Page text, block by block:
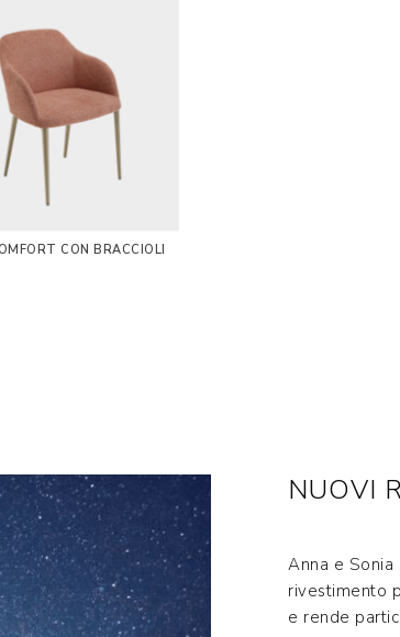
CON BRACCIOLI
NUOVI
Anna e
rivestimento
e rende